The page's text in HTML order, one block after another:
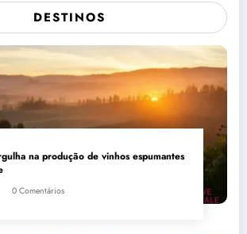
DESTINOS
na produção de vinhos espumantes
0 Comentários